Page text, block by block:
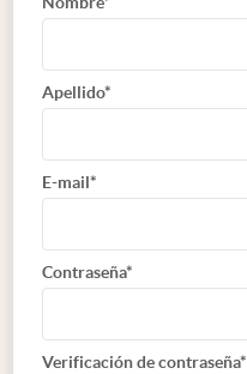
Apellido*
E-mail*
Contraseña*
Verificación de contraseña*